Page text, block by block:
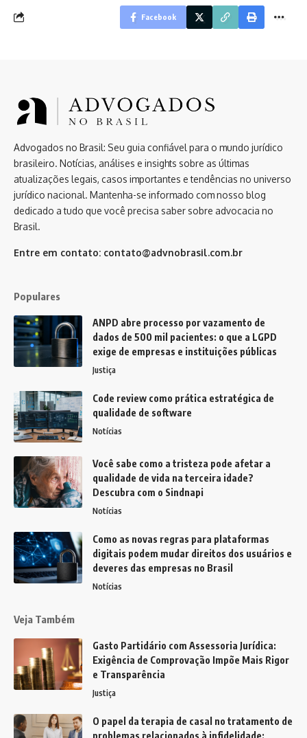
Facebook
Advogados no Brasil: Seu guia confiável para o mundo jurídico
brasileiro. Notícias, análises e insights sobre as últimas
atualizações legais, casos importantes e tendências no universo
jurídico nacional. Mantenha-se informado com nosso blog
dedicado a tudo que você precisa saber sobre advocacia no
Brasil.
Entre em contato: contato@advnobrasil.com.br
Populares
ANPD abre processo por vazamento de
dados de 500 mil pacientes: o que a LGPD
exige de empresas e instituições públicas
Justiça
Code review como prática estratégica de
qualidade de software
Notícias
Você sabe como a tristeza pode afetar a
qualidade de vida na terceira idade?
Descubra com o Sindnapi
Notícias
Como as novas regras para plataformas
digitais podem mudar direitos dos usuários e
deveres das empresas no Brasil
Notícias
Veja Também
Gasto Partidário com Assessoria Jurídica:
Exigência de Comprovação Impõe Mais Rigor
e Transparência
Justiça
O papel da terapia de casal no tratamento de